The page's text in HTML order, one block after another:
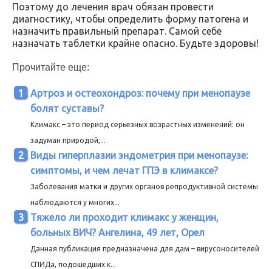
Поэтому до лечения врач обязан провести
диагностику, чтобы определить форму патогена и
назначить правильный препарат. Самой себе
назначать таблетки крайне опасно. Будьте здоровы!
Прочитайте еще:
Артроз и остеохондроз: почему при менопаузе
болят суставы?
Климакс – это период серьезных возрастных изменений: он
задуман природой,...
Виды гиперплазии эндометрия при менопаузе:
симптомы, и чем лечат ГПЭ в климаксе?
Заболевания матки и других органов репродуктивной системы
наблюдаются у многих...
Тяжело ли проходит климакс у женщин,
больных ВИЧ? Ангелина, 49 лет, Орел
Данная публикация предназначена для дам – вирусоносителей
СПИДа, подошедших к...